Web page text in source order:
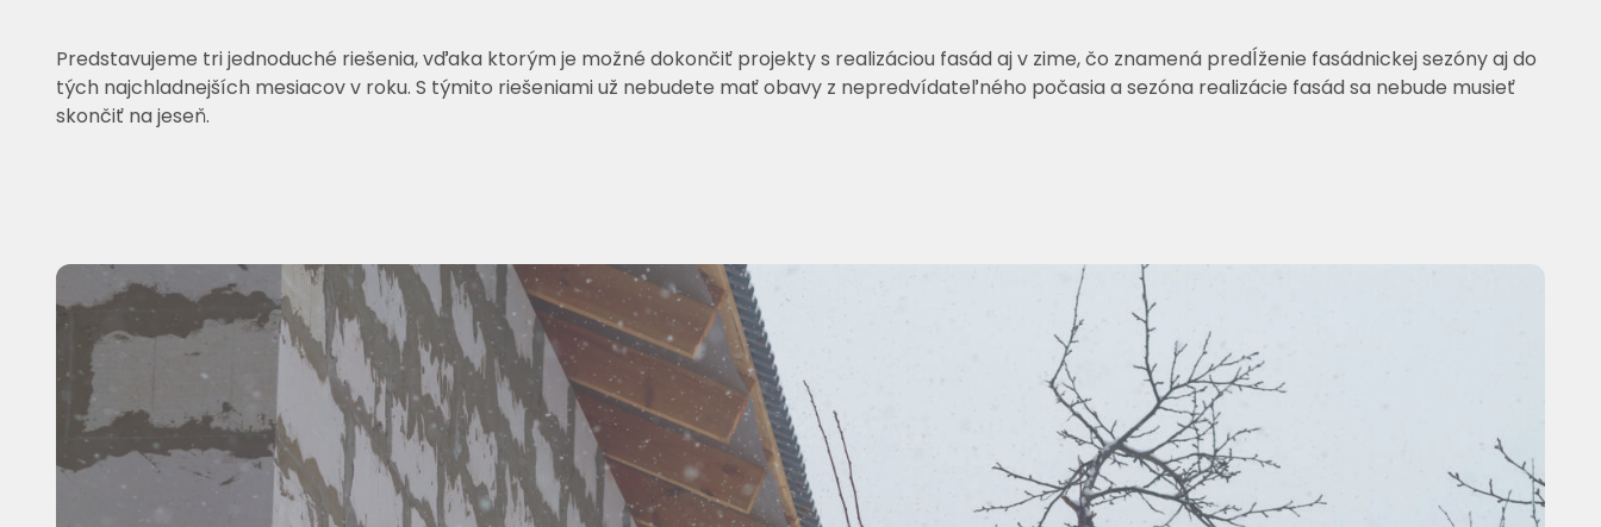
Predstavujeme tri jednoduché riešenia, vďaka ktorým je možné dokončiť projekty s realizáciou fasád aj v zime, čo znamená predĺženie fasádnickej sezóny aj do
tých najchladnejších mesiacov v roku. S týmito riešeniami už nebudete mať obavy z nepredvídateľného počasia a sezóna realizácie fasád sa nebude musieť
skončiť na jeseň.